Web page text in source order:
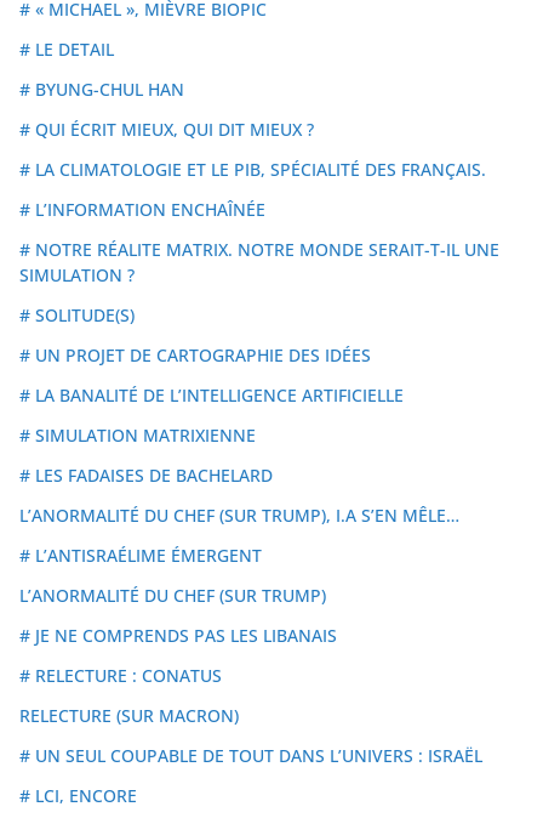
# « MICHAEL », MIÈVRE BIOPIC
# LE DETAIL
# BYUNG-CHUL HAN
# QUI ÉCRIT MIEUX, QUI DIT MIEUX ?
# LA CLIMATOLOGIE ET LE PIB, SPÉCIALITÉ DES FRANÇAIS.
# L’INFORMATION ENCHAÎNÉE
# NOTRE RÉALITE MATRIX. NOTRE MONDE SERAIT-T-IL UNE
SIMULATION ?
# SOLITUDE(S)
# UN PROJET DE CARTOGRAPHIE DES IDÉES
# LA BANALITÉ DE L’INTELLIGENCE ARTIFICIELLE
# SIMULATION MATRIXIENNE
# LES FADAISES DE BACHELARD
L’ANORMALITÉ DU CHEF (SUR TRUMP), I.A S’EN MÊLE…
# L’ANTISRAÉLIME ÉMERGENT
L’ANORMALITÉ DU CHEF (SUR TRUMP)
# JE NE COMPRENDS PAS LES LIBANAIS
# RELECTURE : CONATUS
RELECTURE (SUR MACRON)
# UN SEUL COUPABLE DE TOUT DANS L’UNIVERS : ISRAËL
# LCI, ENCORE